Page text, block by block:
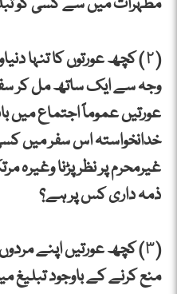
(٢) کچھ عورتوں کا تنہا
وجہ سے ایک ساتھ مل کر
عورتیں عموماً اجتماع میں
خدانخواستہ اس سفر میں
غیرمحرم پر نظر پڑنا وغیرہ
ذمہ داری کس پر ہے؟
(٣) کچھ عورتیں اپنے
منع کرنے کے باوجود تبلیغ